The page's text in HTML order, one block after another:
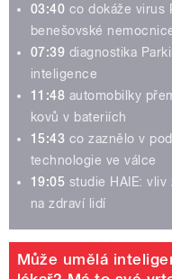
03:40 co dokáže virus
benešovské
07:39 diagnostika
inteligence
11:48 automobilky
kovů v bateriích
15:43 co zaznělo v
technologie ve válce
19:05 studie HAIE:
na zdraví lidí
Může umělá